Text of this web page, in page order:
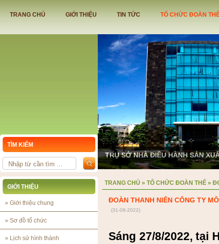
TRANG CHỦ GIỚI THIỆU TIN TỨC TỔ CHỨC ĐOÀN
TRỤ SỞ NHÀ ĐIỀU HÀNH SẢN
TÌM KIẾM
GIỚI THIỆU
» Giới thiệu chung
» Sơ đồ tổ chức
» Lịch sử hình thành
TRANG CHỦ » TỔ CHỨC ĐOÀN THỂ »
ĐOÀN THANH NIÊN CÔNG TY
(31-08-2022)
Sáng 27/8/2022, tại